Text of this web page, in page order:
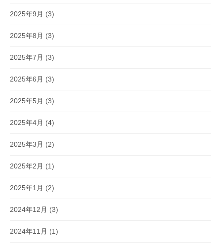
2025年9月 (3)
2025年8月 (3)
2025年7月 (3)
2025年6月 (3)
2025年5月 (3)
2025年4月 (4)
2025年3月 (2)
2025年2月 (1)
2025年1月 (2)
2024年12月 (3)
2024年11月 (1)